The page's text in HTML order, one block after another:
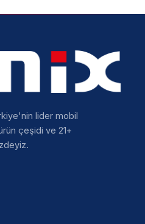
lider mobil
çeşidi ve 21+